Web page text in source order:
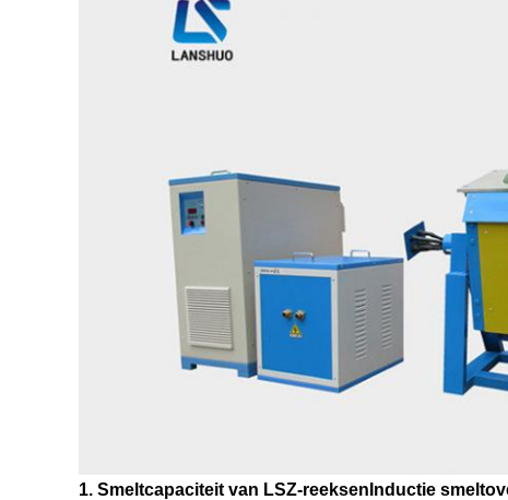
1. Smeltcapaciteit van LSZ-reeksen Inductie